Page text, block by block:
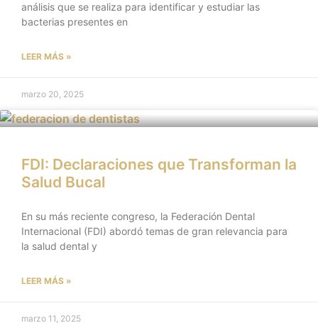
análisis que se realiza para identificar y estudiar las
bacterias presentes en
LEER MÁS »
marzo 20, 2025
FDI: Declaraciones que Transforman la
Salud Bucal
En su más reciente congreso, la Federación Dental
Internacional (FDI) abordó temas de gran relevancia para
la salud dental y
LEER MÁS »
marzo 11, 2025